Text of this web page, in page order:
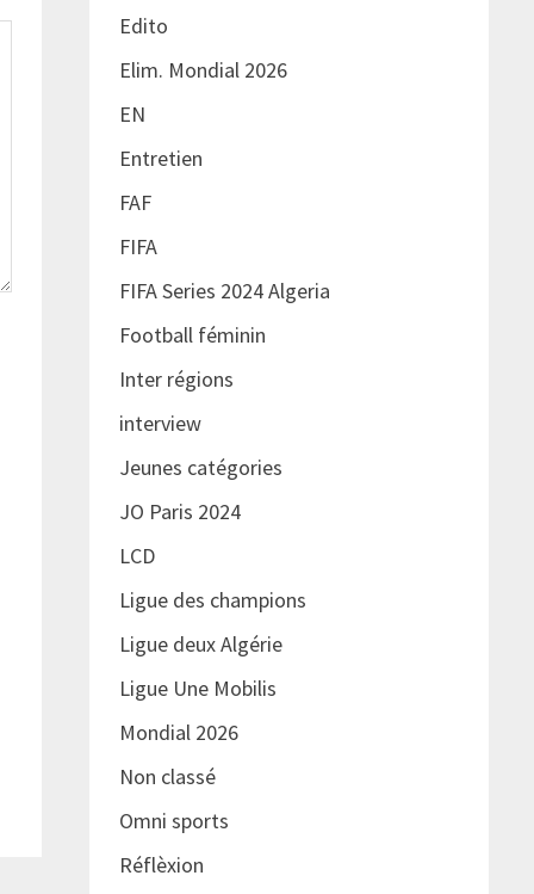
Edito
Elim. Mondial 2026
EN
Entretien
FAF
FIFA
FIFA Series 2024 Algeria
Football féminin
Inter régions
interview
Jeunes catégories
JO Paris 2024
LCD
Ligue des champions
Ligue deux Algérie
Ligue Une Mobilis
Mondial 2026
Non classé
Omni sports
Réflèxion